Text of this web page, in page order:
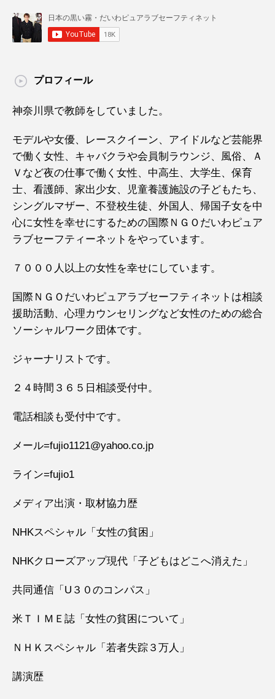
プロフィール
神奈川県で教師をしていました。
モデルや女優、レースクイーン、アイドルなど芸能界
で働く女性、キャバクラや会員制ラウンジ、風俗、Ａ
Ｖなど夜の仕事で働く女性、中高生、大学生、保育
士、看護師、家出少女、児童養護施設の子どもたち、
シングルマザー、不登校生徒、外国人、帰国子女を中
心に女性を幸せにするための国際ＮＧＯだいわピュア
ラブセーフティーネットをやっています。
７０００人以上の女性を幸せにしています。
国際ＮＧＯだいわピュアラブセーフティネットは相談
援助活動、心理カウンセリングなど女性のための総合
ソーシャルワーク団体です。
ジャーナリストです。
２４時間３６５日相談受付中。
電話相談も受付中です。
メール=fujio1121@yahoo.co.jp
ライン=fujio1
メディア出演・取材協力歴
NHKスペシャル「女性の貧困」
NHKクローズアップ現代「子どもはどこへ消えた」
共同通信「U３０のコンパス」
米ＴＩＭＥ誌「女性の貧困について」
ＮＨＫスペシャル「若者失踪３万人」
講演歴